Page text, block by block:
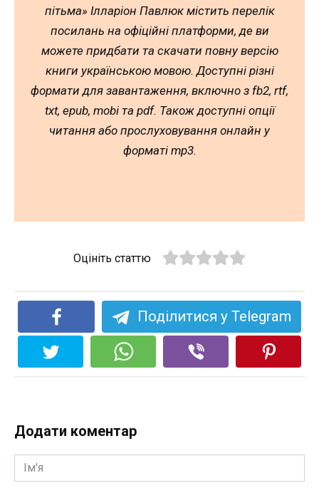
пітьма» Ілларіон Павлюк містить перелік
посилань на офіційні платформи, де ви
можете придбати та скачати повну версію
книги українською мовою. Доступні різні
формати для завантаження, включно з fb2, rtf,
txt, epub, mobi та pdf. Також доступні опції
читання або прослуховування онлайн у
форматі mp3.
Оцініть статтю
Поділитися у Telegram
Додати коментар
Ім'я
*